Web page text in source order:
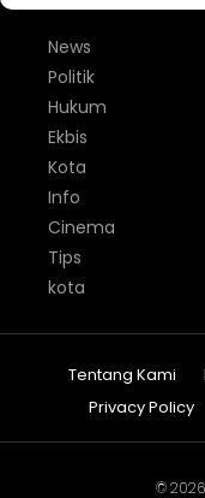
News
Politik
Hukum
Ekbis
Kota
Info
Cinema
Tips
kota
Tentang Kami
Privacy Policy
© 2026